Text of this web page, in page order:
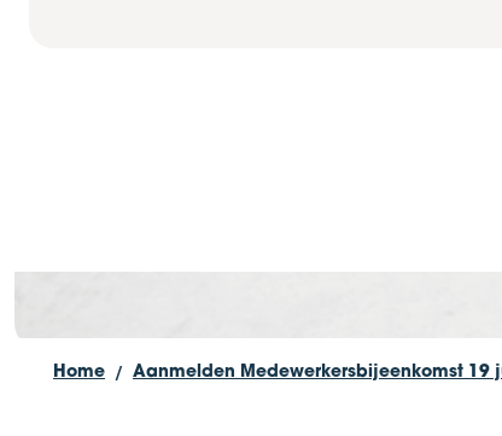
Home Aanmelden Medewerkersbijeenkomst 19